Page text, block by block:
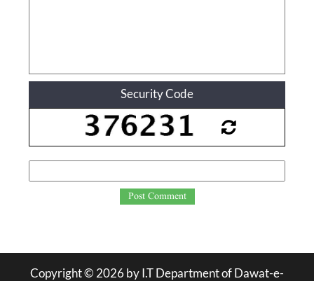
Security Code
Post Comment
Copyright © 2026 by I.T Department of Dawat-e-